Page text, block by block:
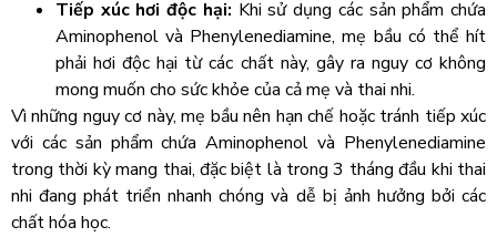
Tiếp xúc hơi độc hại: Khi sử dụng các sản phẩm chứa
Aminophenol và Phenylenediamine, mẹ bầu có thể hít
phải hơi độc hại từ các chất này, gây ra nguy cơ không
mong muốn cho sức khỏe của cả mẹ và thai nhi.
Vì những nguy cơ này, mẹ bầu nên hạn chế hoặc tránh tiếp xúc
với các sản phẩm chứa Aminophenol và Phenylenediamine
trong thời kỳ mang thai, đặc biệt là trong 3 tháng đầu khi thai
nhi đang phát triển nhanh chóng và dễ bị ảnh hưởng bởi các
chất hóa học.